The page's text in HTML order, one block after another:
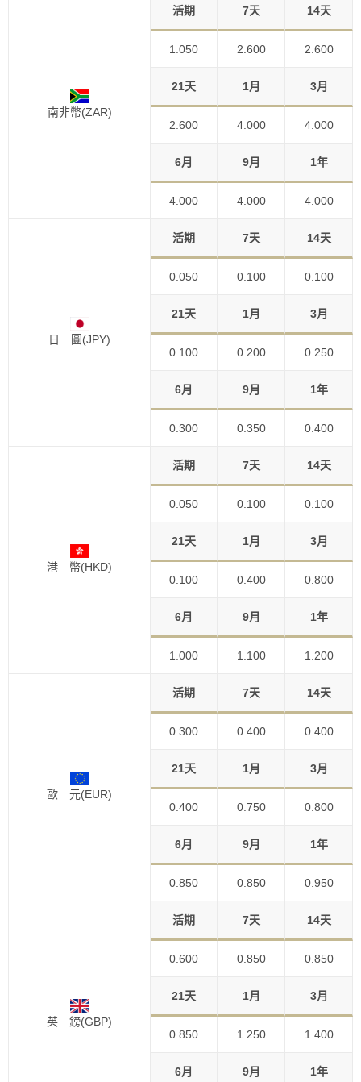
南非幣(ZAR)
活期 7天 14天
1.050 2.600 2.600
21天 1月 3月
2.600 4.000 4.000
6月 9月 1年
4.000 4.000 4.000
日 圓(JPY)
活期 7天 14天
0.050 0.100 0.100
21天 1月 3月
0.100 0.200 0.250
6月 9月 1年
0.300 0.350 0.400
港 幣(HKD)
活期 7天 14天
0.050 0.100 0.100
21天 1月 3月
0.100 0.400 0.800
6月 9月 1年
1.000 1.100 1.200
歐 元(EUR)
活期 7天 14天
0.300 0.400 0.400
21天 1月 3月
0.400 0.750 0.800
6月 9月 1年
0.850 0.850 0.950
英 鎊(GBP)
活期 7天 14天
0.600 0.850 0.850
21天 1月 3月
0.850 1.250 1.400
6月 9月 1年